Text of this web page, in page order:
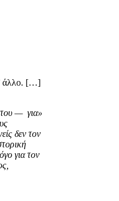
άλλο. […]
του — για
δεν τον
για τον